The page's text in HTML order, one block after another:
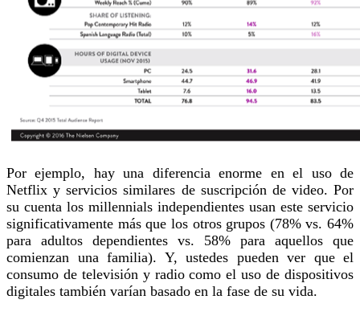
Por ejemplo, hay una diferencia enorme en el uso de
Netflix y servicios similares de suscripción de video. Por
su cuenta los millennials independientes usan este servicio
significativamente más que los otros grupos (78% vs. 64%
para adultos dependientes vs. 58% para aquellos que
comienzan una familia). Y, ustedes pueden ver que el
consumo de televisión y radio como el uso de dispositivos
digitales también varían basado en la fase de su vida.